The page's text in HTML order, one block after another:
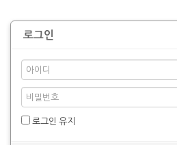
로그인
로그인 유지